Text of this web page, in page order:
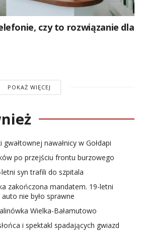
czy to rozwiązanie dla
POKAŻ WIĘCEJ
gwałtownej nawałnicy w Gołdapi
po przejściu frontu burzowego
syn trafili do szpitala
zakończona mandatem. 19-letni
nie było sprawne
Wielka-Bałamutowo
i spektakl spadających gwiazd